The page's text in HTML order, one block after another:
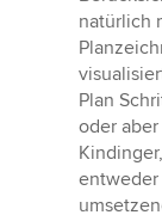
natürlich
Plan
oder